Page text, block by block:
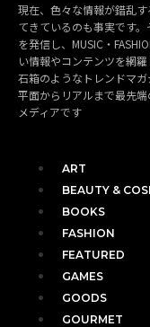
現在、色々な情報が錯乱
てきているのも事実です
を発信し、MUSIC・
い情報やコンテンツを網
石箱のようなトレンドマ
平面からリアルまで最先
メディアです
ART
BEAUTY &
BOOKS
FASHION
FEATURED
GAMES
GOODS
GOURMET